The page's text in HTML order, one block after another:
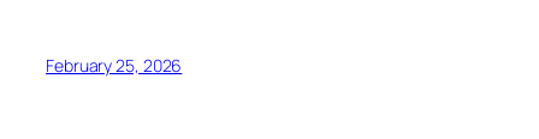
February 25, 2026